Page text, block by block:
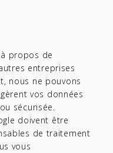
propos de
entreprises
nous ne pouvons
vos données
sécurisée.
doivent être
de traitement
vous